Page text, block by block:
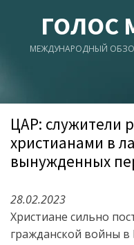
ГОЛОС
МЕЖДУНАРОДНЫЙ
ЦАР: служители
христианами в
вынужденных
28.02.2023
Христиане сильно
гражданской войны